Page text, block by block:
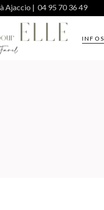
Ajaccio | 04 95 70 36 49
INFOS